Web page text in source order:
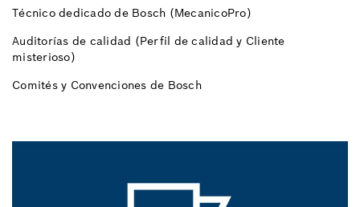
Técnico dedicado de Bosch (MecanicoPro)
Auditorías de calidad (Perfil de calidad y Cliente
misterioso)
Comités y Convenciones de Bosch